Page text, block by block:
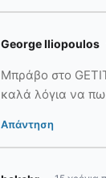
George Iliopoulos
Μπράβο στο
καλά λόγια να
Απάντηση